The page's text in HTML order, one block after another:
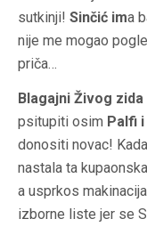
sutkinji! Sinčić ima
nije me mogao
priča…
Blagajni Živog zida
psitupiti osim Palfi
donositi novac!
nastala ta
a usprkos
izborne liste jer se